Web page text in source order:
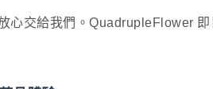
心交給我們。QuadrupleFlower